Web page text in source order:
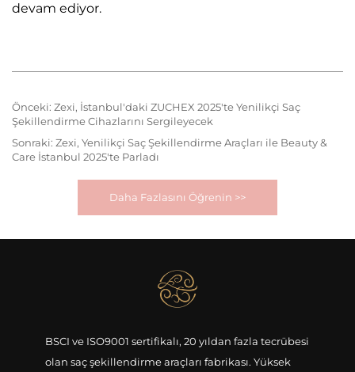
devam ediyor.
Önceki: Zexi, İstanbul'daki ZUCHEX 2025'te Yenilikçi Saç
Şekillendirme Cihazlarını Sergileyecek
Sonraki: Zexi, Yenilikçi Saç Şekillendirme Araçları ile Beauty &
Care İstanbul 2025'te Parladı
Daha Fazlasını Öğrenin >>
BSCI ve ISO9001 sertifikalı, 20 yıldan fazla tecrübesi
olan saç şekillendirme araçları fabrikası. Yüksek